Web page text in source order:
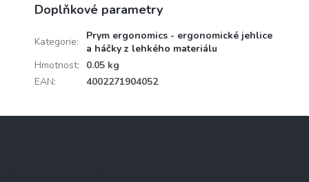
Doplňkové parametry
Kategorie:
Prym ergonomics - ergonomické jehlice
a háčky z lehkého materiálu
Hmotnost:
0.05 kg
EAN: 4002271904052